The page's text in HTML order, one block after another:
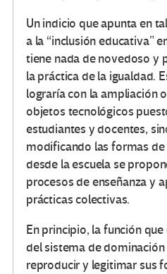
Un indicio que apunta en
a la “inclusión educativa”
tiene nada de novedoso y
la práctica de la igualdad.
lograría con la ampliación
objetos tecnológicos
estudiantes y docentes,
modificando las formas
desde la escuela se
procesos de enseñanza y
prácticas colectivas.
En principio, la función
del sistema de
reproducir y legitimar sus